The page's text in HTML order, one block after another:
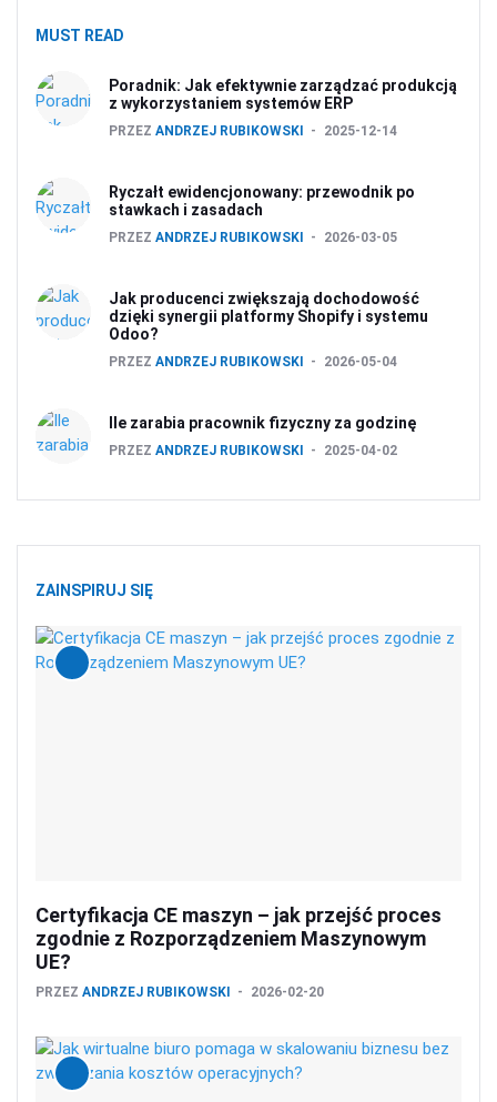
MUST READ
Poradnik: Jak efektywnie zarządzać produkcją
z wykorzystaniem systemów ERP
PRZEZ ANDRZEJ RUBIKOWSKI 2025-12-14
Ryczałt ewidencjonowany: przewodnik po
stawkach i zasadach
PRZEZ ANDRZEJ RUBIKOWSKI 2026-03-05
Jak producenci zwiększają dochodowość
dzięki synergii platformy Shopify i systemu
Odoo?
PRZEZ ANDRZEJ RUBIKOWSKI 2026-05-04
Ile zarabia pracownik fizyczny za godzinę
PRZEZ ANDRZEJ RUBIKOWSKI 2025-04-02
ZAINSPIRUJ SIĘ
Certyfikacja CE maszyn – jak przejść proces
zgodnie z Rozporządzeniem Maszynowym
UE?
PRZEZ ANDRZEJ RUBIKOWSKI 2026-02-20